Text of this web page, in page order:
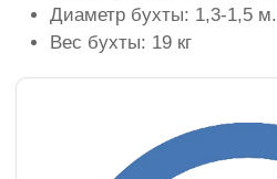
Диаметр бухты: 1,3-1,5 м.
Вес бухты: 19 кг